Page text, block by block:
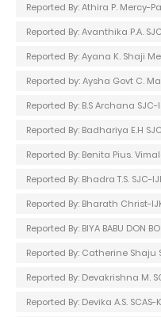
Reported By: Athira P. Mercy-
Reported By: Avanthika P.A.
Reported By: Ayana K. Shaji
Reported by: Aysha Govt C.
Reported By: B.S Archana SJC-
Reported By: Badhariya E.H
Reported By: Benita Pius.
Reported By: Bhadra T.S. SJC-
Reported By: Bharath Christ-
Reported By: BIYA BABU DON
Reported By: Catherine Shaju
Reported By: Devakrishna M.
Reported By: Devika A.S.